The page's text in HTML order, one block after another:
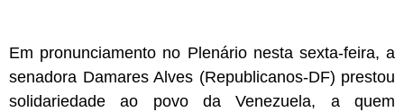
Em pronunciamento no Plenário nesta sexta-feira, a
senadora Damares Alves (Republicanos-DF) prestou
solidariedade ao povo da Venezuela, a quem